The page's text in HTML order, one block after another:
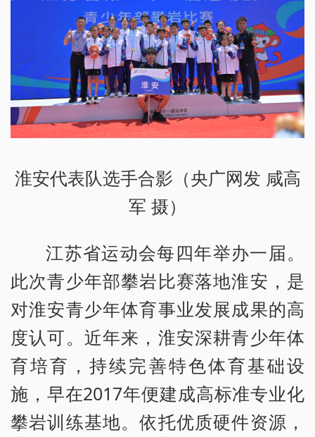
淮安代表队选手合影（央广网发 咸高
军 摄）
江苏省运动会每四年举办一届。
此次青少年部攀岩比赛落地淮安，是
对淮安青少年体育事业发展成果的高
度认可。近年来，淮安深耕青少年体
育培育，持续完善特色体育基础设
施，早在2017年便建成高标准专业化
攀岩训练基地。依托优质硬件资源，